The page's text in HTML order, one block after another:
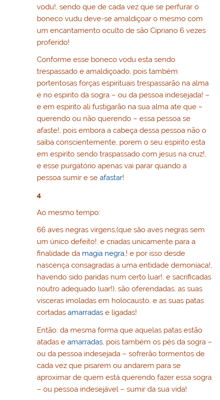
vodu!, sendo que de cada vez que se perfurar o
boneco vudu deve-se amaldiçoar o mesmo com
um encantamento oculto de são Cipriano 6 vezes
proferido!
Conforme esse boneco vodu esta sendo
trespassado e amaldiçoado, pois também
portentosas forças espirituais trespassarão na alma
e no espirito da sogra – ou da pessoa indesejada! –
e em espirito ali fustigarão na sua alma ate que –
querendo ou não querendo – essa pessoa se
afaste!, pois embora a cabeça dessa pessoa não o
saiba conscientemente, porem o seu espirito esta
em espirito sendo traspassado com jesus na cruz!,
e esse purgatório apenas vai parar quando a
pessoa sumir e seafastar!
4
Ao mesmo tempo:
66 aves negras virgens,(que são aves negras sem
um único defeito!, e criadas unicamente para a
finalidade da magia negra,! e por isso desde
nascença consagradas a uma entidade demoníaca!,
havendo sido paridas num certo luar!, e sacrificadas
noutro adequado luar!), são oferendadas, as suas
vísceras imoladas em holocausto, e as suas patas
cortadasamarradas e ligadas!
Então: da mesma forma que aquelas patas estão
atadas eamarradas, pois também os pés da sogra –
ou da pessoa indesejada – sofrerão tormentos de
cada vez que pisarem ou andarem para se
aproximar de quem está querendo fazer essa sogra
– ou pessoa indesejável – sumir da sua vida!